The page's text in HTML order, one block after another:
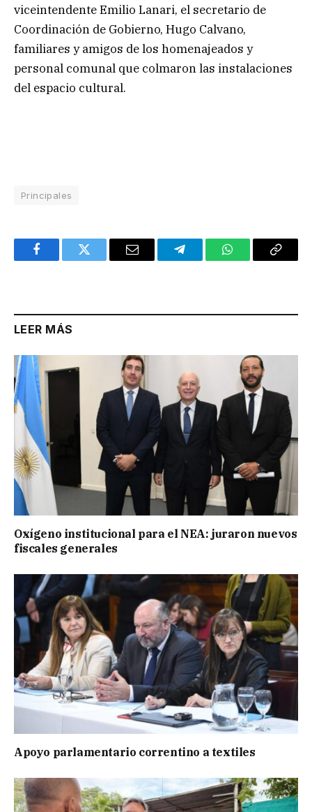
viceintendente Emilio Lanari, el secretario de
Coordinación de Gobierno, Hugo Calvano,
familiares y amigos de los homenajeados y
personal comunal que colmaron las instalaciones
del espacio cultural.
Principales
FacebookTwitter Email TelegramWhatsAppCopy
LEER MÁS
Oxígeno institucional para el NEA: juraron nuevos
fiscales generales
Apoyo parlamentario correntino a textiles